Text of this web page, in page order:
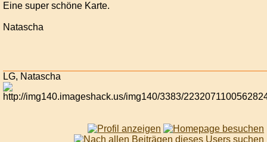
Eine super schöne Karte.
Natascha
LG, Natascha